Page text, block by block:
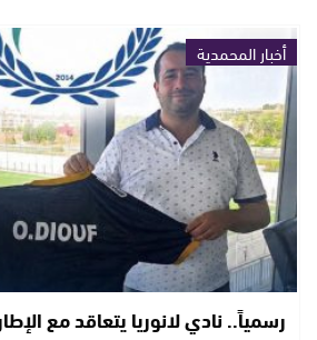
أخبار المحمدية
رسمياً.. نادي لانوريا يتعاقد مع